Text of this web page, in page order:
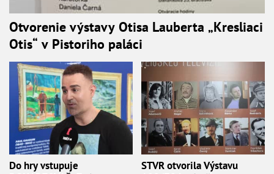
Otvorenie výstavy Otisa Lauberta „Kresliaci
Otis“ v Pistoriho paláci
Do hry vstupuje
STVR otvorila Výstavu